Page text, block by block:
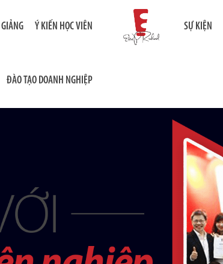
Ý KIẾN HỌC VIÊN
ĐÀO TẠO DOANH NGHIỆP
SỰ KIỆN